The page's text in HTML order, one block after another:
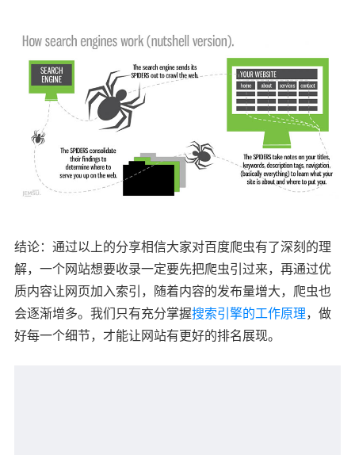
结论：通过以上的分享相信大家对百度爬虫有了深刻的理
解，一个网站想要收录一定要先把爬虫引过来，再通过优
质内容让网页加入索引，随着内容的发布量增大，爬虫也
会逐渐增多。我们只有充分掌握搜索引擎的工作原理，做
好每一个细节，才能让网站有更好的排名展现。